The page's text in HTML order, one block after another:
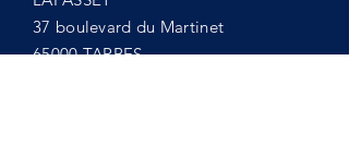
37 boulevard du Martinet
65000 TARBES